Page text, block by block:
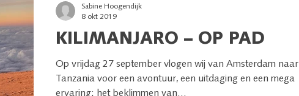
KILIMANJARO – OP PAD
Op vrijdag 27 september vlogen wij van Amsterdam naar
Tanzania voor een avontuur, een uitdaging en een mega
ervaring; het beklimmen van...
Sabine Hoogendijk
8 okt 2019